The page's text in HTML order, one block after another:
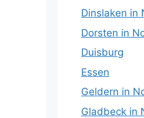
Dinslaken in
Dorsten in
Duisburg
Essen
Geldern in
Gladbeck in